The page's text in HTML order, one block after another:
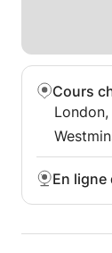
J'ai obtenu
suivants :
- DELE
(langue
- DELF
J'ai
Cours
London,
En ligne